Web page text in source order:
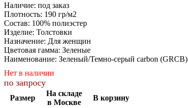
Наличие: под заказ
Плотность: 190 гр/м2
Состав: 100% полиэстер
Изделие: Толстовки
Назначение: Для женщин
Цветовая гамма: Зеленые
Наименование: Зеленый/Темно-серый carbon (GRCB)
Нет в наличии
по запросу
Размер
На складе
в Москве
В корзину